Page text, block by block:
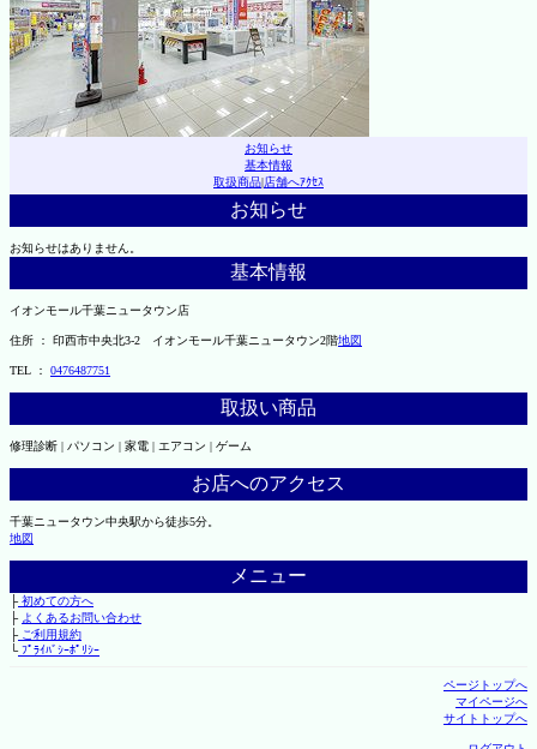
お知らせ
基本情報
取扱商品|店舗へｱｸｾｽ
お知らせ
お知らせはありません。
基本情報
イオンモール千葉ニュータウン店
住所 ： 印西市中央北3-2 イオンモール千葉ニュータウン2階地図
TEL ： 0476487751
取扱い商品
修理診断 | パソコン | 家電 | エアコン | ゲーム
お店へのアクセス
千葉ニュータウン中央駅から徒歩5分。
地図
メニュー
├初めての方へ
├ よくあるお問い合わせ
├ご利用規約
└ﾌﾟﾗｲﾊﾞｼｰﾎﾟﾘｼｰ
ページトップへ
マイページへ
サイトトップへ